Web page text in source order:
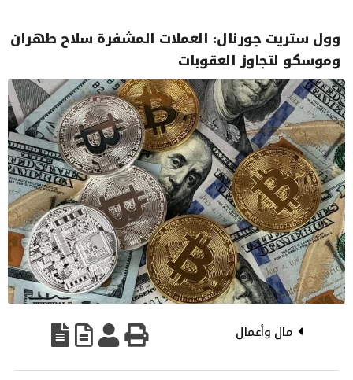
وول ستريت جورنال: العملات المشفرة سلاح طهران
وموسكو لتجاوز العقوبات
مال وأعمال